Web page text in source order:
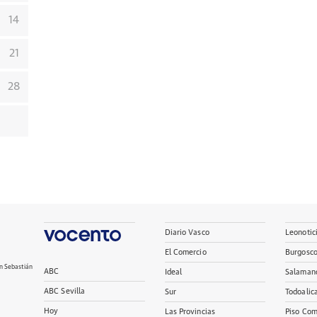
14
21
28
Sebastián
ABC
ABC Sevilla
Hoy
Diario Vasco
El Comercio
Ideal
Sur
Las Provincias Piso